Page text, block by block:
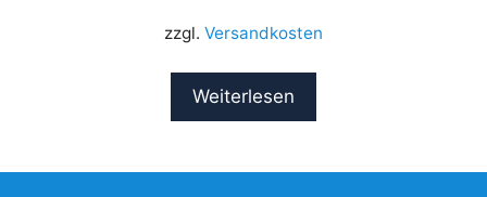
zzgl. Versandkosten
Weiterlesen